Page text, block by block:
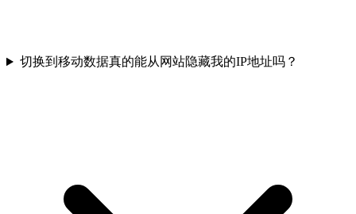
切换到移动数据真的能从网站隐藏我的IP地址吗？